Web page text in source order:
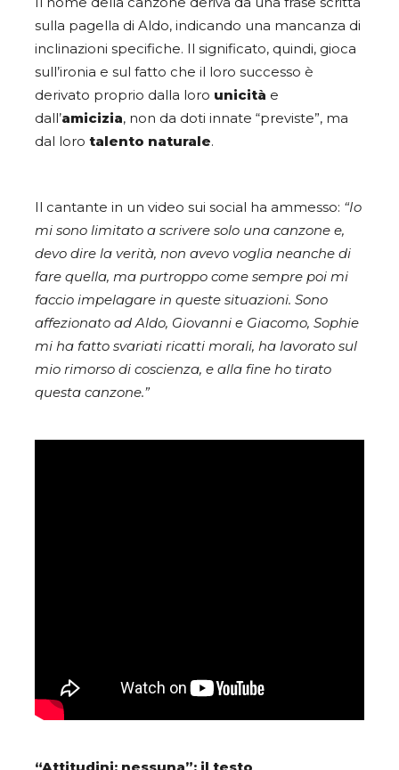
sulla pagella di Aldo, indicando una mancanza di
inclinazioni specifiche. Il significato, quindi, gioca
sull’ironia e sul fatto che il loro successo è
derivato proprio dalla loro unicità e
dall’amicizia, non da doti innate “previste”, ma
dal loro talento naturale.
Il cantante in un video sui social ha ammesso: “Io
mi sono limitato a scrivere solo una canzone e,
devo dire la verità, non avevo voglia neanche di
fare quella, ma purtroppo come sempre poi mi
faccio impelagare in queste situazioni. Sono
affezionato ad Aldo, Giovanni e Giacomo, Sophie
mi ha fatto svariati ricatti morali, ha lavorato sul
mio rimorso di coscienza, e alla fine ho tirato
questa canzone.”